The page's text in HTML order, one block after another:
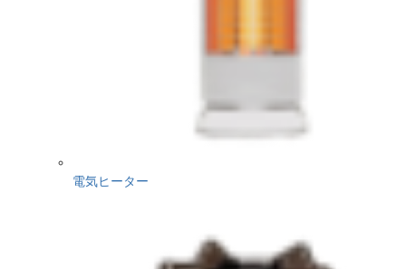
電気ヒーター